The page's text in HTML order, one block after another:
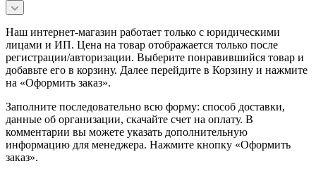
Наш интернет-магазин работает только с юридическими
лицами и ИП. Цена на товар отображается только после
регистрации/авторизации. Выберите понравившийся товар и
добавьте его в корзину. Далее перейдите в Корзину и нажмите
на «Оформить заказ».
Заполните последовательно всю форму: способ доставки,
данные об организации, скачайте счет на оплату. В
комментарии вы можете указать дополнительную
информацию для менеджера. Нажмите кнопку «Оформить
заказ».